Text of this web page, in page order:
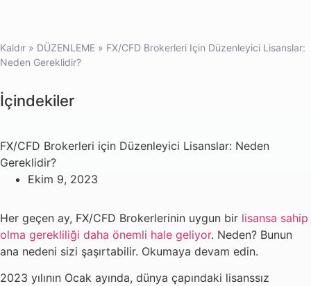
Kaldır » DÜZENLEME » FX/CFD Brokerleri Için Düzenleyici Lisanslar:
Neden Gereklidir?
İçindekiler
FX/CFD Brokerleri için Düzenleyici Lisanslar: Neden
Gereklidir?
Ekim 9, 2023
Her geçen ay, FX/CFD Brokerlerinin uygun bir lisansa sahip
olma gerekliliği daha önemli hale geliyor. Neden? Bunun
ana nedeni sizi şaşırtabilir. Okumaya devam edin.
2023 yılının Ocak ayında, dünya çapındaki lisanssız